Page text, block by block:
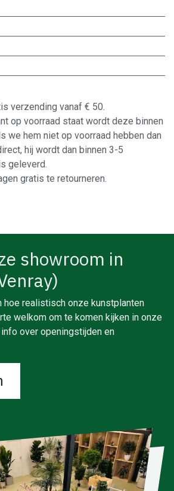
verzending vanaf € 50.
op voorraad staat wordt deze binnen
we hem niet op voorraad hebben dan
hij wordt dan binnen 3-5
geleverd.
gratis te retourneren.
showroom in
hoe realistisch onze kunstplanten
welkom om te komen kijken in onze
over openingstijden en